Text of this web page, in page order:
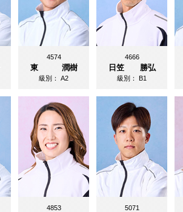
4574
東 潤樹
級別：A2
4666
日笠 勝弘
級別：B1
4853 5071